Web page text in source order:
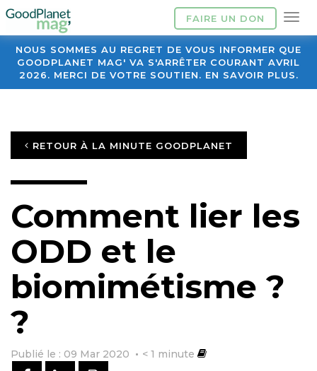
FAIRE UN DON
NOUS SOMMES AU REGRET DE VOUS INFORMER QUE
GOODPLANET MAG' VA S'ARRÊTER COURANT AVRIL
2026. MERCI DE VOTRE SOUTIEN. EN SAVOIR PLUS.
RETOUR À LA MINUTE GOODPLANET
Comment lier les
ODD et le
biomimétisme ?
?
Publié le : 09 Mar 2020 < 1 minute